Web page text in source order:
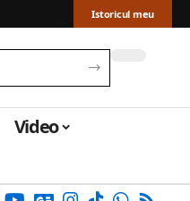
Istoricul meu
Video